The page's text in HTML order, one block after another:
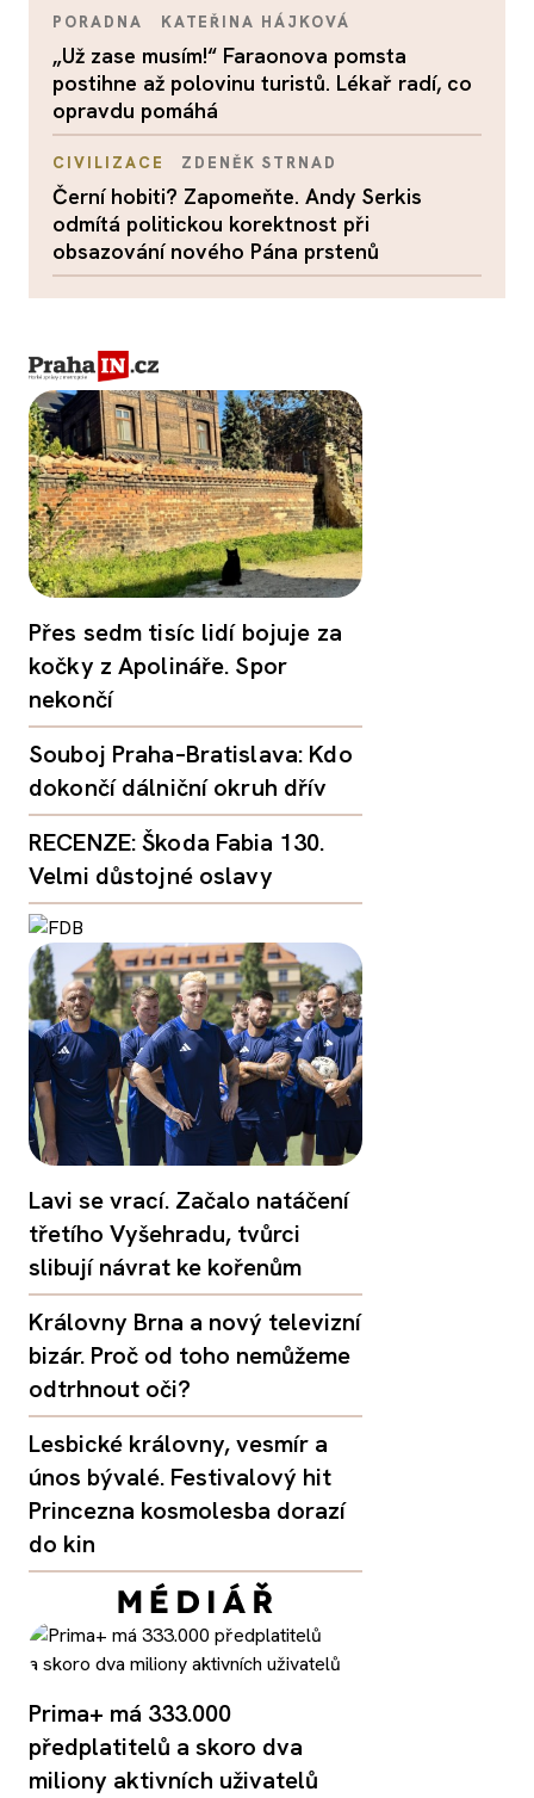
PORADNA KATEŘINA HÁJKOVÁ
„Už zase musím!“ Faraonova pomsta
postihne až polovinu turistů. Lékař radí, co
opravdu pomáhá
CIVILIZACE ZDENĚK STRNAD
Černí hobiti? Zapomeňte. Andy Serkis
odmítá politickou korektnost při
obsazování nového Pána prstenů
Přes sedm tisíc lidí bojuje za
kočky z Apolináře. Spor
nekončí
Souboj Praha–Bratislava: Kdo
dokončí dálniční okruh dřív
RECENZE: Škoda Fabia 130.
Velmi důstojné oslavy
Lavi se vrací. Začalo natáčení
třetího Vyšehradu, tvůrci
slibují návrat ke kořenům
Královny Brna a nový televizní
bizár. Proč od toho nemůžeme
odtrhnout oči?
Lesbické královny, vesmír a
únos bývalé. Festivalový hit
Princezna kosmolesba dorazí
do kin
Prima+ má 333.000
předplatitelů a skoro dva
miliony aktivních uživatelů